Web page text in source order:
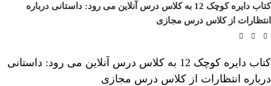
کتاب دایره کوچک 12 به کلاس درس آنلاین می رود: داستانی درباره
انتظارات از کلاس درس مجازی
کتاب دایره کوچک 12 به کلاس درس آنلاین می رود: داستانی
درباره انتظارات از کلاس درس مجازی